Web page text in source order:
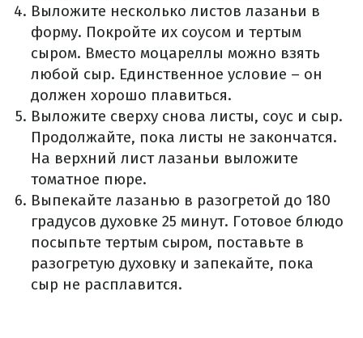
Выложите несколько листов лазаньи в
форму. Покройте их соусом и тертым
сыром. Вместо моцареллы можно взять
любой сыр. Единственное условие – он
должен хорошо плавиться.
Выложите сверху снова листы, соус и сыр.
Продолжайте, пока листы не закончатся.
На верхний лист лазаньи выложите
томатное пюре.
Выпекайте лазанью в разогретой до 180
градусов духовке 25 минут. Готовое блюдо
посыпьте тертым сыром, поставьте в
разогретую духовку и запекайте, пока
сыр не расплавится.